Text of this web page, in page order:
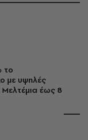
το
με υψηλές
έως 8